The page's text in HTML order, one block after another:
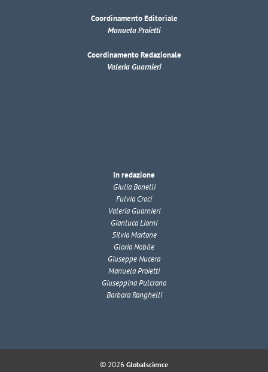
Coordinamento Editoriale
Manuela Proietti
Coordinamento Redazionale
Valeria Guarnieri
In redazione
Giulia Bonelli
Fulvia Croci
Valeria Guarnieri
Gianluca Liorni
Silvia Martone
Gloria Nobile
Giuseppe Nucera
Manuela Proietti
Giuseppina Pulcrano
Barbara Ranghelli
© 2026 Globalscience